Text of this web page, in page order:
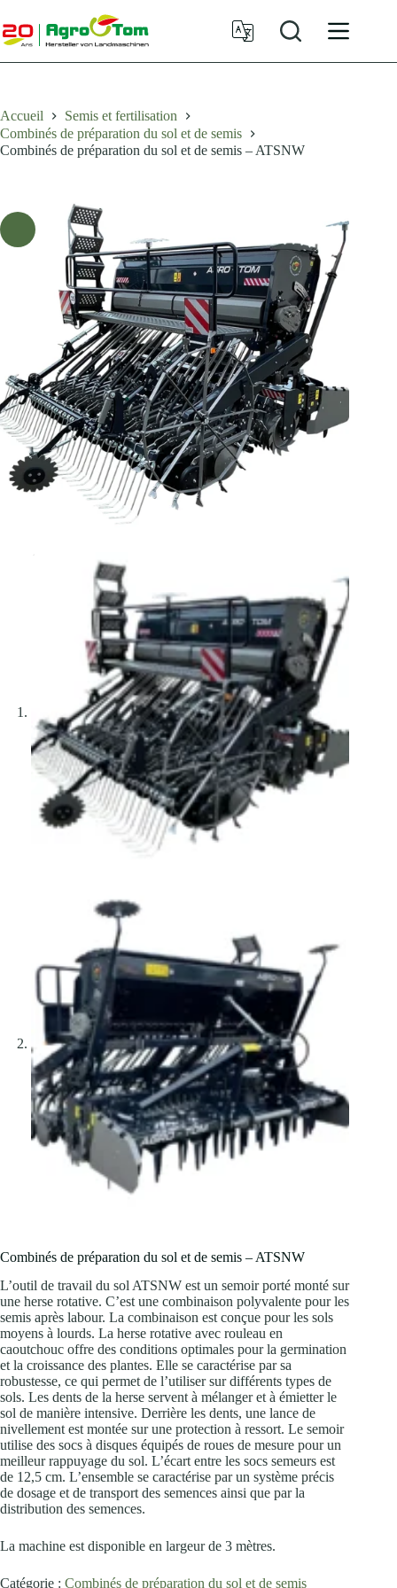
au
contenu
Accueil
Semis et fertilisation
Combinés de préparation du sol et de semis
Combinés de préparation du sol et de semis – ATSNW
Combinés de préparation du sol et de semis – ATSNW
L’outil de travail du sol ATSNW est un semoir porté monté sur
une herse rotative. C’est une combinaison polyvalente pour les
semis après labour. La combinaison est conçue pour les sols
moyens à lourds. La herse rotative avec rouleau en
caoutchouc offre des conditions optimales pour la germination
et la croissance des plantes. Elle se caractérise par sa
robustesse, ce qui permet de l’utiliser sur différents types de
sols. Les dents de la herse servent à mélanger et à émietter le
sol de manière intensive. Derrière les dents, une lance de
nivellement est montée sur une protection à ressort. Le semoir
utilise des socs à disques équipés de roues de mesure pour un
meilleur rappuyage du sol. L’écart entre les socs semeurs est
de 12,5 cm. L’ensemble se caractérise par un système précis
de dosage et de transport des semences ainsi que par la
distribution des semences.
La machine est disponible en largeur de 3 mètres.
Catégorie : Combinés de préparation du sol et de semis